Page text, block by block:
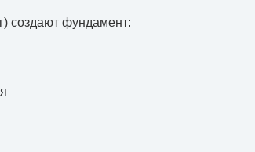
создают фундамент: